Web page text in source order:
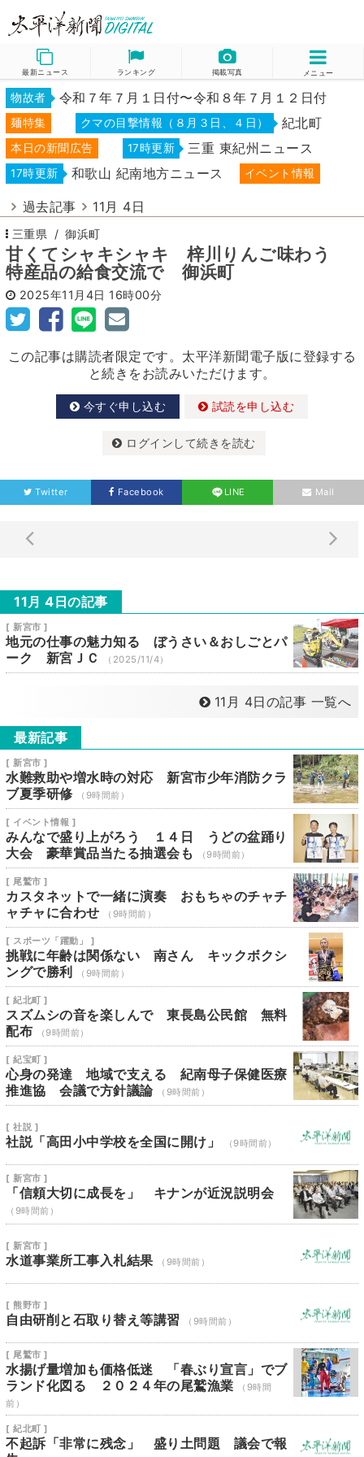
最新ニュース ランキング 掲載写真 メニュー
物故者 令和７年７月１日付〜令和８年７月１２日付
麺特集 クマの目撃情報（８月３日、４日） 紀北町
本日の新聞広告 17時更新 三重 東紀州ニュース
17時更新 和歌山 紀南地方ニュース イベント情報
過去記事 11月 4日
三重県 御浜町
甘くてシャキシャキ 梓川りんご味わう
特産品の給食交流で 御浜町
2025年11月4日 16時00分
この記事は購読者限定です。太平洋新聞電子版に登録する
と続きをお読みいただけます。
今すぐ申し込む 試読を申し込む
ログインして続きを読む
Twitter Facebook LINE Mail
11月 4日の記事
[ 新宮市 ]
地元の仕事の魅力知る ぼうさい＆おしごとパ
ーク 新宮ＪＣ
（2025/11/4）
11月 4日の記事 一覧へ
最新記事
[ 新宮市 ]
水難救助や増水時の対応 新宮市少年消防クラ
ブ夏季研修
（9時間前）
[ イベント情報 ]
みんなで盛り上がろう １４日 うどの盆踊り
大会 豪華賞品当たる抽選会も
（9時間前）
[ 尾鷲市 ]
カスタネットで一緒に演奏 おもちゃのチャチ
ャチャに合わせ
（9時間前）
[ スポーツ「躍動」 ]
挑戦に年齢は関係ない 南さん キックボクシ
ングで勝利
（9時間前）
[ 紀北町 ]
スズムシの音を楽しんで 東長島公民館 無料
配布
（9時間前）
[ 紀宝町 ]
心身の発達 地域で支える 紀南母子保健医療
推進協 会議で方針議論
（9時間前）
[ 社説 ]
社説「高田小中学校を全国に開け」 （9時間前）
[ 新宮市 ]
「信頼大切に成長を」 キナンが近況説明会
（9時間前）
[ 新宮市 ]
水道事業所工事入札結果 （9時間前）
[ 熊野市 ]
自由研削と石取り替え等講習 （9時間前）
[ 尾鷲市 ]
水揚げ量増加も価格低迷 「春ぶり宣言」でブ
ランド化図る ２０２４年の尾鷲漁業
（9時間
前）
[ 紀北町 ]
不起訴「非常に残念」 盛り土問題 議会で報